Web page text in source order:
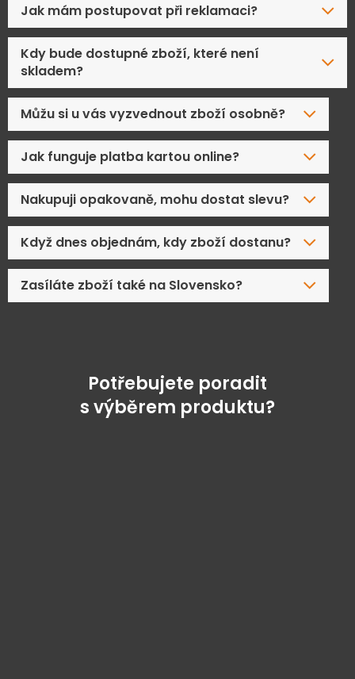
Jak mám postupovat při reklamaci?
Kdy bude dostupné zboží, které není
skladem?
Můžu si u vás vyzvednout zboží osobně?
Jak funguje platba kartou online?
Nakupuji opakovaně, mohu dostat slevu?
Když dnes objednám, kdy zboží dostanu?
Zasíláte zboží také na Slovensko?
Potřebujete poradit
s výběrem produktu?